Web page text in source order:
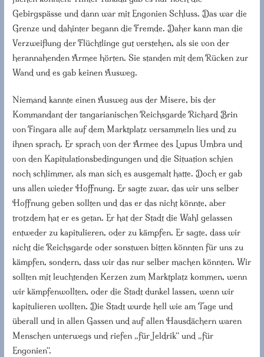
Gebirgspässe und dann war mit Engonien Schluss. Das war die
Grenze und dahinter begann die Fremde. Daher kann man die
Verzweiflung der Flüchtlinge gut verstehen, als sie von der
herannahenden Armee hörten. Sie standen mit dem Rücken zur
Wand und es gab keinen Ausweg.
Niemand kannte einen Ausweg aus der Misere, bis der
Kommandant der tangarianischen Reichsgarde Richard Brin
von Fingara alle auf dem Marktplatz versammeln lies und zu
ihnen sprach. Er sprach von der Armee des Lupus Umbra und
von den Kapitulationsbedingungen und die Situation schien
noch schlimmer, als man sich es ausgemalt hatte. Doch er gab
uns allen wieder Hoffnung. Er sagte zwar, das wir uns selber
Hoffnung geben sollten und das er das nicht könnte, aber
trotzdem hat er es getan. Er hat der Stadt die Wahl gelassen
entweder zu kapitulieren, oder zu kämpfen. Er sagte, dass wir
nicht die Reichsgarde oder sonstwen bitten könnten für uns zu
kämpfen, sondern, dass wir das nur selber machen könnten. Wir
sollten mit leuchtenden Kerzen zum Marktplatz kommen, wenn
wir kämpfenwollten, oder die Stadt dunkel lassen, wenn wir
kapitulieren wollten. Die Stadt wurde hell wie am Tage und
überall und in allen Gassen und auf allen Hausdächern waren
Menschen unterwegs und riefen „für Jeldrik“ und „für
Engonien“.